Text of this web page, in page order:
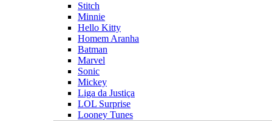
Stitch
Minnie
Hello Kitty
Homem Aranha
Batman
Marvel
Sonic
Mickey
Liga da Justiça
LOL Surprise
Looney Tunes